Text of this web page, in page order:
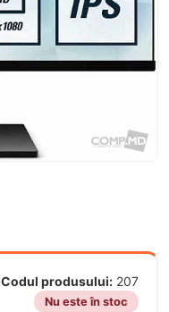
Codul produsului: 207
Nu este în stoc